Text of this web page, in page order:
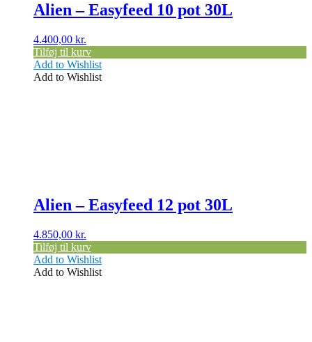
Alien – Easyfeed 10 pot 30L
4.400,00 kr.
Tilføj til kurv
Add to Wishlist
Add to Wishlist
Alien – Easyfeed 12 pot 30L
4.850,00 kr.
Tilføj til kurv
Add to Wishlist
Add to Wishlist